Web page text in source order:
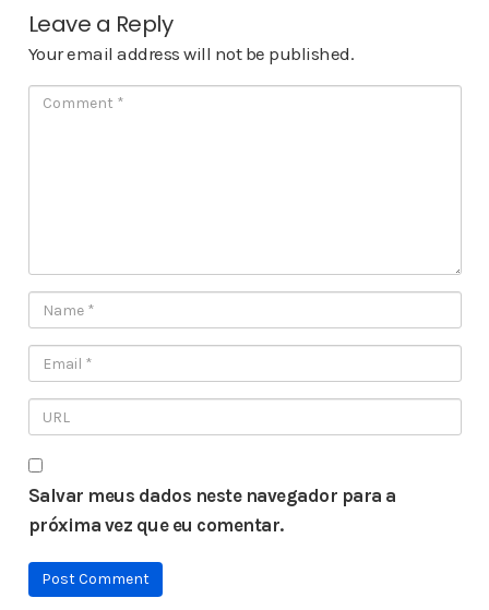
Leave a Reply
Your email address will not be published.
Salvar meus dados neste navegador para a
próxima vez que eu comentar.